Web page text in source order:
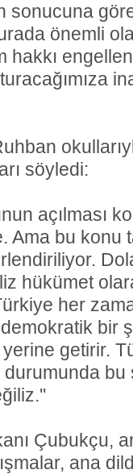
sonucuna
önemli
hakkı
söyledi:
açılması
Ama bu konu
hükümet
her
bir
getirir.
Çubukçu,
ana